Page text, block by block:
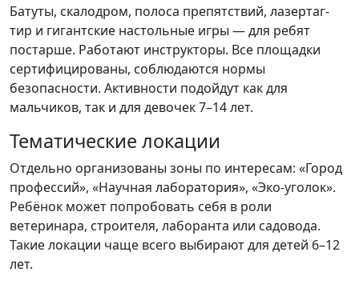
Батуты, скалодром, полоса препятствий, лазертаг-
тир и гигантские настольные игры — для ребят
постарше. Работают инструкторы. Все площадки
сертифицированы, соблюдаются нормы
безопасности. Активности подойдут как для
мальчиков, так и для девочек 7–14 лет.
Тематические локации
Отдельно организованы зоны по интересам: «Город
профессий», «Научная лаборатория», «Эко-уголок».
Ребёнок может попробовать себя в роли
ветеринара, строителя, лаборанта или садовода.
Такие локации чаще всего выбирают для детей 6–12
лет.